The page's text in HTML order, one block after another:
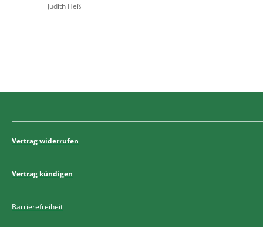
Judith Heß
Vertrag widerrufen
Vertrag kündigen
Barrierefreiheit